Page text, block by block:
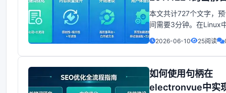
本文共计727个文字，
间需要3分钟。在Linux
过shell命令获取当前日
格式为YYYYMMDD的
可以使用以下命令：
+%Y%m%d输出结果将
20181130这样的格式
2026-06-10 25阅读
如何使用句柄在
electronvue中实